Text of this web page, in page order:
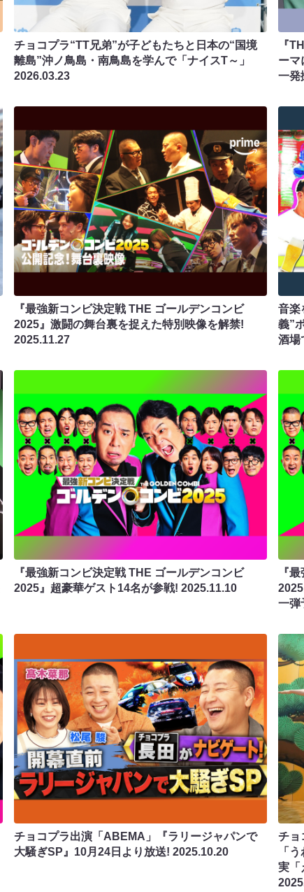
チョコプラ“TT兄弟”が子どもたちと日本の“国境
離島”沖ノ鳥島・南鳥島を学んで「ナイスT～」
2026.03.23
『
ーマ
一発
『最強新コンビ決定戦 THE ゴールデンコンビ
2025』激闘の舞台裏を捉えた特別映像を解禁!
2025.11.27
音楽
義”
酒場
『最強新コンビ決定戦 THE ゴールデンコンビ
2025』超豪華ゲスト14名が参戦!2025.11.10
『
一弾
チョコプラ出演「ABEMA」『ラリージャパンで
大騒ぎSP』10月24日より放送!2025.10.20
チョ
「
実「